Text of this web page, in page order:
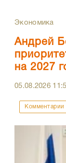
Экономика
Андрей
на 2027
05.08.2026
Комментарии